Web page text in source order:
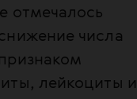
отмечалось
числа
лейкоциты и